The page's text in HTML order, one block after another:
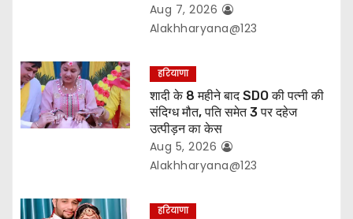
Aug 7, 2026
Alakhharyana@123
हरियाणा
शादी के 8 महीने बाद SDO की पत्नी की
संदिग्ध मौत, पति समेत 3 पर दहेज
उत्पीड़न का केस
Aug 5, 2026
Alakhharyana@123
हरियाणा